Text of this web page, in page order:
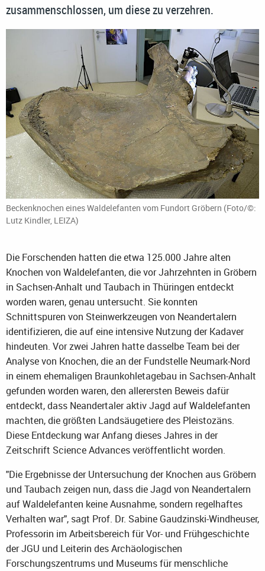
zusammenschlossen, um diese zu verzehren.
Beckenknochen eines Waldelefanten vom Fundort Gröbern (Foto/©:
Lutz Kindler, LEIZA)
Die Forschenden hatten die etwa 125.000 Jahre alten
Knochen von Waldelefanten, die vor Jahrzehnten in Gröbern
in Sachsen-Anhalt und Taubach in Thüringen entdeckt
worden waren, genau untersucht. Sie konnten
Schnittspuren von Steinwerkzeugen von Neandertalern
identifizieren, die auf eine intensive Nutzung der Kadaver
hindeuten. Vor zwei Jahren hatte dasselbe Team bei der
Analyse von Knochen, die an der Fundstelle Neumark-Nord
in einem ehemaligen Braunkohletagebau in Sachsen-Anhalt
gefunden worden waren, den allerersten Beweis dafür
entdeckt, dass Neandertaler aktiv Jagd auf Waldelefanten
machten, die größten Landsäugetiere des Pleistozäns.
Diese Entdeckung war Anfang dieses Jahres in der
Zeitschrift Science Advances veröffentlicht worden.
"Die Ergebnisse der Untersuchung der Knochen aus Gröbern
und Taubach zeigen nun, dass die Jagd von Neandertalern
auf Waldelefanten keine Ausnahme, sondern regelhaftes
Verhalten war", sagt Prof. Dr. Sabine Gaudzinski-Windheuser,
Professorin im Arbeitsbereich für Vor- und Frühgeschichte
der JGU und Leiterin des Archäologischen
Forschungszentrums und Museums für menschliche